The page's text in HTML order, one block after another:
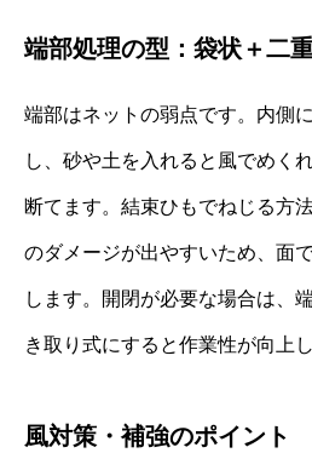
端部処理の型：袋状＋二
端部はネットの弱点です。内側
し、砂や土を入れると風でめく
断てます。結束ひもでねじる方
のダメージが出やすいため、面
します。開閉が必要な場合は、
き取り式にすると作業性が向上し
風対策・補強のポイント